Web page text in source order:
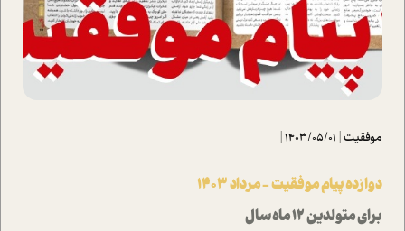
موفقیت|
1403/05/01
|
دوازده پیام موفقیت - مرداد 1403
برای متولدین 12 ماه سال